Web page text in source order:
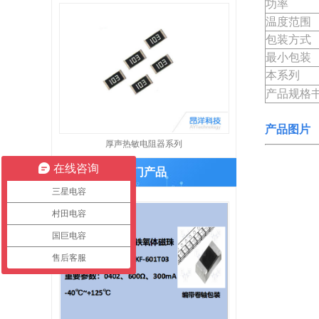
厚声热敏电阻器系列
热门产品
功率
温度范围
包装方式
最小包装
本系列
产品规格
产品图片
在线咨询
三星电容
村田电容
国巨电容
售后客服